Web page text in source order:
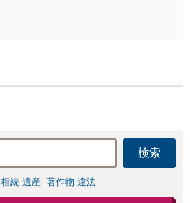
しい地域の皆さまも、
休日対応可】
検索
相続 遺産 著作物 違法